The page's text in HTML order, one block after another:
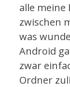
alle meine
zwischen
was
Android
zwar
Ordner